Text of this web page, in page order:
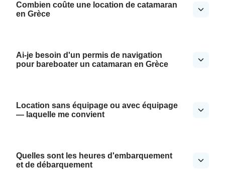
Combien coûte une location de catamaran
en Grèce
Ai-je besoin d'un permis de navigation
pour bareboater un catamaran en Grèce
Location sans équipage ou avec équipage
— laquelle me convient
Quelles sont les heures d'embarquement
et de débarquement